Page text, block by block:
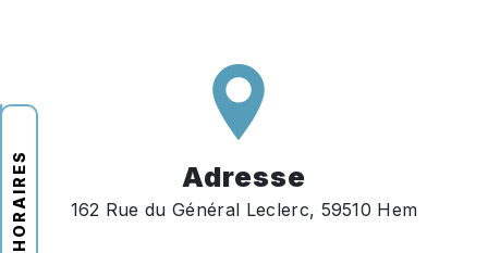
HORAIRES Adresse
162 Rue du Général Leclerc, 59510 Hem